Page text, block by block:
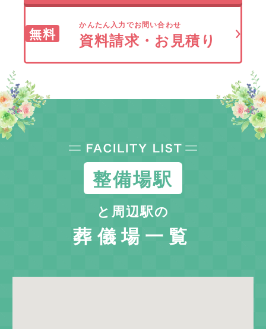
無料
かんたん入力でお問い合わせ
資料請求・お見積り
整備場駅
と周辺駅の
葬儀場一覧